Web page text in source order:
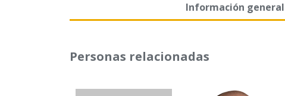
Información general
Personas relacionadas